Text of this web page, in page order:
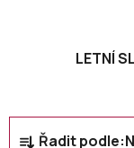
LETNÍ
Ř Řadit podle: